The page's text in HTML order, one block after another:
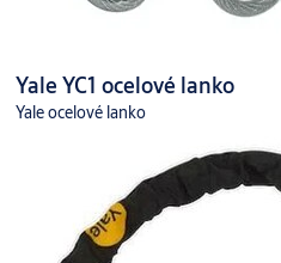
Yale YC1 ocelové lanko
Yale ocelové lanko